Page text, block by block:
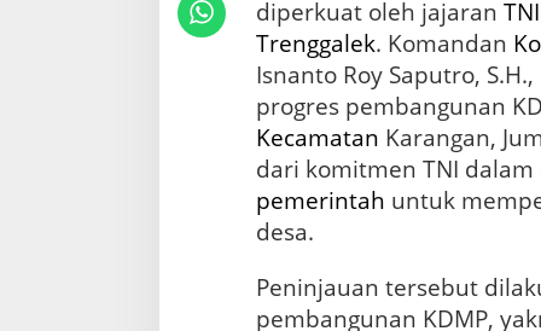
e
s
a
e
r
a
P
h
d
diperkuat oleh jajaran TNI
Trenggalek. Komandan
Isnanto Roy Saputro,
progres pembangunan
Kecamatan Karangan,
dari komitmen TNI
pemerintah untuk
desa.
Peninjauan tersebut
pembangunan KDMP,